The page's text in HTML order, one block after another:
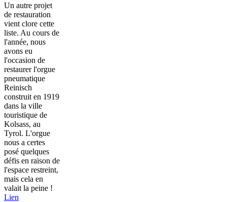
Un autre projet
de restauration
vient clore cette
liste. Au cours de
l'année, nous
avons eu
l'occasion de
restaurer l'orgue
pneumatique
Reinisch
construit en 1919
dans la ville
touristique de
Kolsass, au
Tyrol. L'orgue
nous a certes
posé quelques
défis en raison de
l'espace restreint,
mais cela en
valait la peine !
Lien